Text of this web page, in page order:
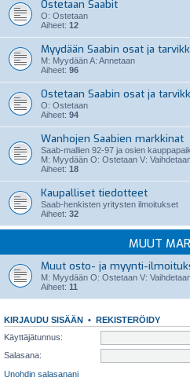
Ostetaan Saabit
O: Ostetaan
Aiheet: 12
Myydään Saabin osat ja
M: Myydään A: Annetaan
Aiheet: 96
Ostetaan Saabin osat ja
O: Ostetaan
Aiheet: 94
Wanhojen Saabien markkinat
Saab-mallien 92-97 ja osien
M: Myydään O: Ostetaan V:
Aiheet: 18
Kaupalliset tiedotteet
Saab-henkisten yritysten ilmoitukset
Aiheet: 32
MUUT
Muut osto- ja myynti-
M: Myydään O: Ostetaan V:
Aiheet: 11
KIRJAUDU SISÄÄN • REKISTERÖIDY
Käyttäjätunnus:
Salasana:
Unohdin salasanani